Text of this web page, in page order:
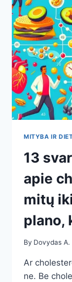
MITYBA IR
13
apie
mitų
plano,
By Dovydas A.
Ar
ne. Be